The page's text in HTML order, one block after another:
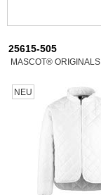
25615-505
MASCOT® ORIGINALS
NEU